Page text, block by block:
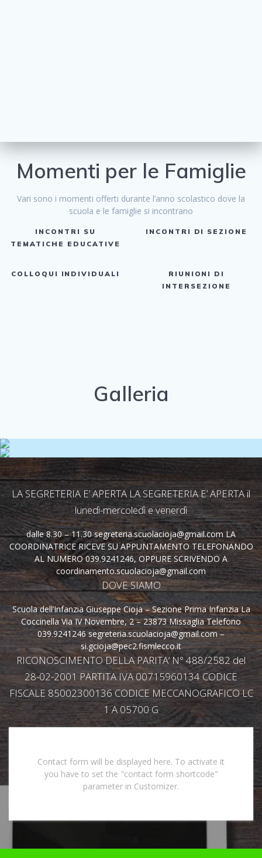
Momenti per le Famiglie
Vari sono i momenti offerti durante l’anno scolastico dove la
scuola e le famiglie si incontrano
INCONTRI SU
TEMATICHE EDUCATIVE
INCONTRI DI SEZIONE
COLLOQUI INDIVIDUALI
RIUNIONI DI
INTERSEZIONE
Galleria
LA SEGRETERIA E’ APERTA LA SEGRETERIA E’ APERTA il
lunedì-mercoledì e venerdì
dalle 8.30 – 11.30 segreteria.scuolacioja@gmail.com LA
COORDINATRICE RICEVE SU APPUNTAMENTO TELEFONANDO
AL NUMERO 039.9241246, OPPURE SCRIVENDO A
coordinamento.scuolacioja@gmail.com
DOVE SIAMO
Scuola dell’Infanzia Giuseppe Cioja – Sezione Prima Infanzia La
Coccinella Via IV Novembre, 2 – 23873 Missaglia Telefono
039.9241246 segreteria.scuolacioja@gmail.com –
si.gcioja@pec2.fismlecco.it
RICONOSCIMENTO DELLA PARITA’ N° 488/2582 del
28-02-2001 PARTITA IVA 00715960134 CODICE
FISCALE 85002300136 CODICE MECCANOGRAFICO LC
1 A 05700 G
Contact form will be displayed here. To activate it
you have to set the "contact form shortcode"
parameter in Customizer.